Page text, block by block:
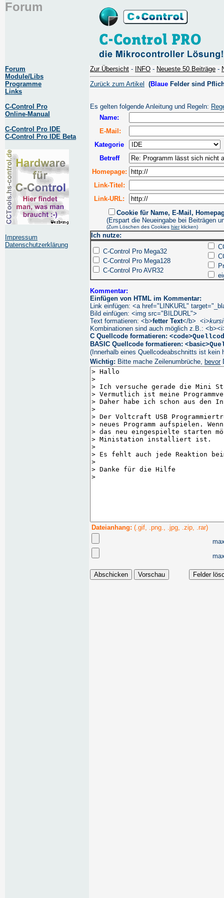
Forum
Forum
Module/Libs
Programme
Links
C-Control Pro
Online-Manual
C-Control Pro IDE
C-Control Pro IDE Beta
Impressum
Datenschutzerklärung
Zur Übersicht - INFO - Neueste 50 Beiträge -
Zurück zum Artikel (Blaue Felder sind
Es gelten folgende Anleitung und Regeln:
Name:
E-Mail:
Kategorie
Betreff
Homepage:
Link-Titel:
Link-URL:
Cookie für Name, E-Mail,
(Erspart die Neueingabe bei Beiträgen
(Zum Löschen des Cookies hierklicken)
Ich nutze:
C-Control Pro Mega32
C-Control Pro Mega128
C-Control Pro AVR32
Kommentar:
Einfügen von HTML im Kommentar:
Link einfügen: <a href="LINKURL"
Bild einfügen: <img src="BILDURL">
Text formatieren: <b>fetter Text</b> <i>
Kombinationen sind auch möglich z.B.:
C Quellcode formatieren: <code>
BASIC Quellcode formatieren: <basic>
(Innerhalb eines Quellcodeabschnitts ist kein
Wichtig: Bitte mache Zeilenumbrüche, bevor
Dateianhang: (.gif, .png., .jpg, .zip, .rar)